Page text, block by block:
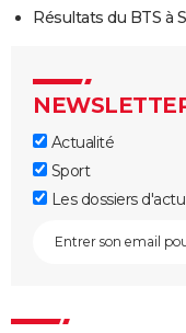
Résultats du BTS à
Actualité
Sport
Les dossiers d'actu